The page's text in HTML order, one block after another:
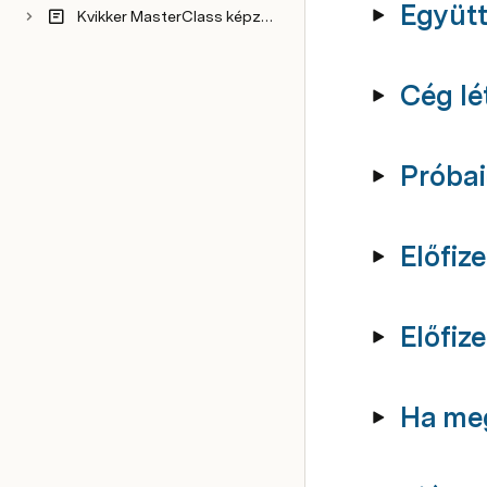
Kvikker MasterClass képzés jogi dokumentumai
Cég
Ha